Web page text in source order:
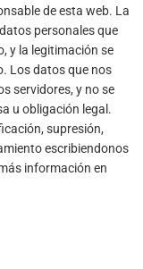
de esta web. La
personales que
y la legitimación se
Los datos que nos
servidores, y no se
u obligación legal.
supresión,
escribiendonos
información en